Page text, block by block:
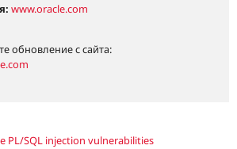
www.oracle.com
обновление с сайта:
PL/SQL injection vulnerabilities